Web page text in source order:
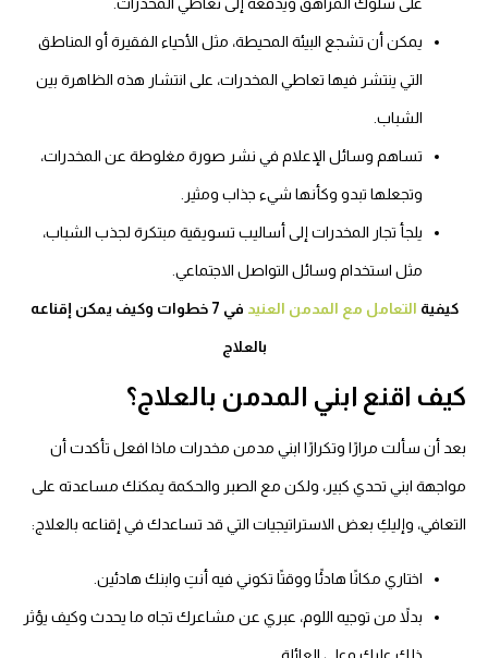
يمكن أن تشجع البيئة المحيطة، مثل الأحياء الفقيرة أو المناطق
التي ينتشر فيها تعاطي المخدرات، على انتشار هذه الظاهرة بين
الشباب.
تساهم وسائل الإعلام في نشر صورة مغلوطة عن المخدرات،
وتجعلها تبدو وكأنها شيء جذاب ومثير.
يلجأ تجار المخدرات إلى أساليب تسويقية مبتكرة لجذب الشباب،
مثل استخدام وسائل التواصل الاجتماعي.
كيفية التعامل مع المدمن العنيد في 7 خطوات وكيف يمكن إقناعه
بالعلاج
كيف اقنع ابني المدمن بالعلاج؟
بعد أن سألت مرارًا وتكرارًا ابني مدمن مخدرات ماذا افعل تأكدت أن
مواجهة ابني تحدي كبير، ولكن مع الصبر والحكمة يمكنك مساعدته على
التعافي، وإليكِ بعض الاستراتيجيات التي قد تساعدك في إقناعه بالعلاج:
اختاري مكانًا هادئًا ووقتًا تكوني فيه أنتِ وابنك هادئين.
بدلاً من توجيه اللوم، عبري عن مشاعرك تجاه ما يحدث وكيف يؤثر
ذلك عليك وعلى العائلة.